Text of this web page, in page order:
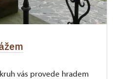
vás provede hradem